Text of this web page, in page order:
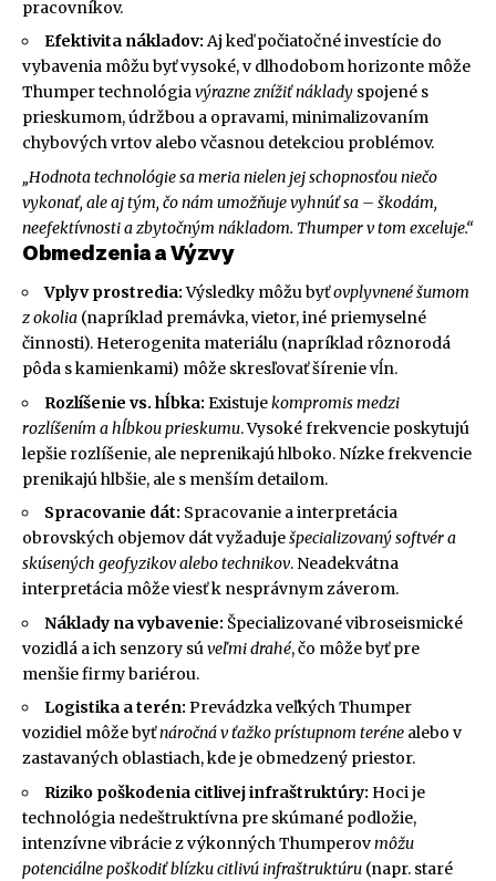
pracovníkov.
Efektivita nákladov: Aj keď počiatočné investície do
vybavenia môžu byť vysoké, v dlhodobom horizonte môže
Thumper technológiavýrazne znížiť náklady spojené s
prieskumom, údržbou a opravami, minimalizovaním
chybových vrtov alebo včasnou detekciou problémov.
„Hodnota technológie sa meria nielen jej schopnosťou niečo
vykonať, ale aj tým, čo nám umožňuje vyhnúť sa – škodám,
neefektívnosti a zbytočným nákladom. Thumper v tom exceluje.“
Obmedzenia a Výzvy
Vplyv prostredia:Výsledky môžu byťovplyvnené šumom
z okolia (napríklad premávka, vietor, iné priemyselné
činnosti). Heterogenita materiálu (napríklad rôznorodá
pôda s kamienkami) môže skresľovať šírenie vĺn.
Rozlíšenie vs. hĺbka: Existujekompromis medzi
rozlíšením a hĺbkou prieskumu. Vysoké frekvencie poskytujú
lepšie rozlíšenie, ale neprenikajú hlboko. Nízke frekvencie
prenikajú hlbšie, ale s menším detailom.
Spracovanie dát: Spracovanie a interpretácia
obrovských objemov dát vyžaduješpecializovaný softvér a
skúsených geofyzikov alebo technikov. Neadekvátna
interpretácia môže viesť k nesprávnym záverom.
Náklady na vybavenie: Špecializované vibroseismické
vozidlá a ich senzory súveľmi drahé, čo môže byť pre
menšie firmy bariérou.
Logistika a terén: Prevádzka veľkých Thumper
vozidiel môže byťnáročná v ťažko prístupnom teréne alebo v
zastavaných oblastiach, kde je obmedzený priestor.
Riziko poškodenia citlivej infraštruktúry: Hoci je
technológia nedeštruktívna pre skúmané podložie,
intenzívne vibrácie z výkonných Thumperovmôžu
potenciálne poškodiť blízku citlivú infraštruktúru (napr. staré